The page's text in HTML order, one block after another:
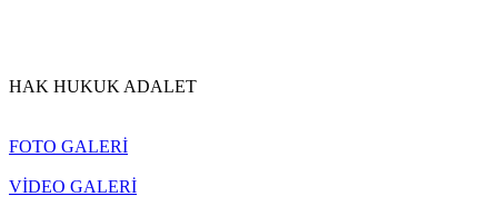
HAK HUKUK ADALET
FOTO GALERİ
VİDEO GALERİ